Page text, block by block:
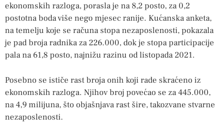
ekonomskih razloga, porasla je na 8,2 posto, za 0,2
postotna boda više nego mjesec ranije. Kućanska anketa,
na temelju koje se računa stopa nezaposlenosti, pokazala
je pad broja radnika za 226.000, dok je stopa participacije
pala na 61,8 posto, najnižu razinu od listopada 2021.
Posebno se ističe rast broja onih koji rade skraćeno iz
ekonomskih razloga. Njihov broj povećao se za 445.000,
na 4,9 milijuna, što objašnjava rast šire, takozvane stvarne
nezaposlenosti.